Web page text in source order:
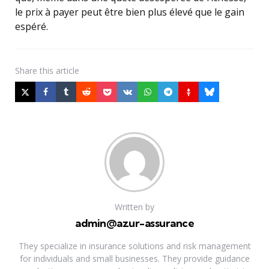
le prix à payer peut être bien plus élevé que le gain
espéré.
Share this article
Written by
admin@azur-assurance
They specialize in insurance solutions and risk management
for individuals and small businesses. They provide guidance